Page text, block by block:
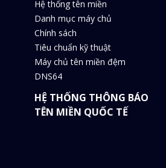
Hệ thống tên miền
Danh mục máy chủ
Chính sách
Tiêu chuẩn kỹ thuật
Máy chủ tên miền đệm
DNS64
HỆ THỐNG THÔNG BÁO
TÊN MIỀN QUỐC TẾ